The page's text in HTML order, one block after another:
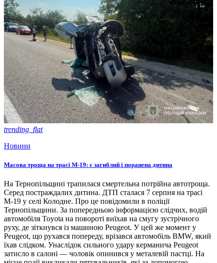
trending_flat
Новини
Масова троща на трасі М-19: є загиблий і поранена дитина
На Тернопільщині трапилася смертельна потрійна автотроща.
Серед постраждалих дитина. ДТП сталася 7 серпня на трасі
М-19 у селі Колодне. Про це повідомили в поліції
Тернопільщини. За попередньою інформацією слідчих, водій
автомобіля Toyota на повороті виїхав на смугу зустрічного
руху, де зіткнувся із машиною Peugeot. У цей же момент у
Peugeot, що рухався попереду, врізався автомобіль BMW, який
їхав слідком. Унаслідок сильного удару керманича Peugeot
затисло в салоні — чоловік опинився у металевій пастці. На